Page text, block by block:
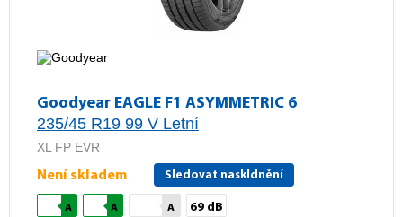
Goodyear EAGLE F1 ASYMMETRIC 6
235/45 R19 99 V Letní
XL FP EVR
Není skladem Sledovat naskldnění
A A A 69 dB